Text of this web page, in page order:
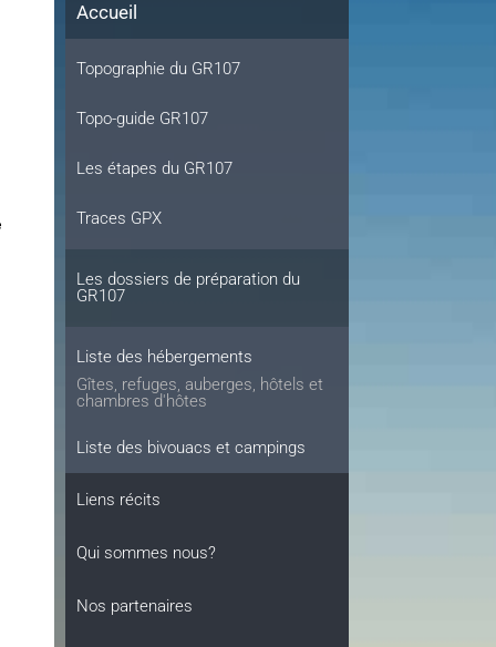
Accueil
Topographie du GR107
Topo-guide GR107
Les étapes du GR107
Traces GPX
Les dossiers de préparation du
GR107
Liste des hébergements
Gîtes, refuges, auberges, hôtels et
chambres d'hôtes
Liste des bivouacs et campings
Liens récits
Qui sommes nous?
Nos partenaires